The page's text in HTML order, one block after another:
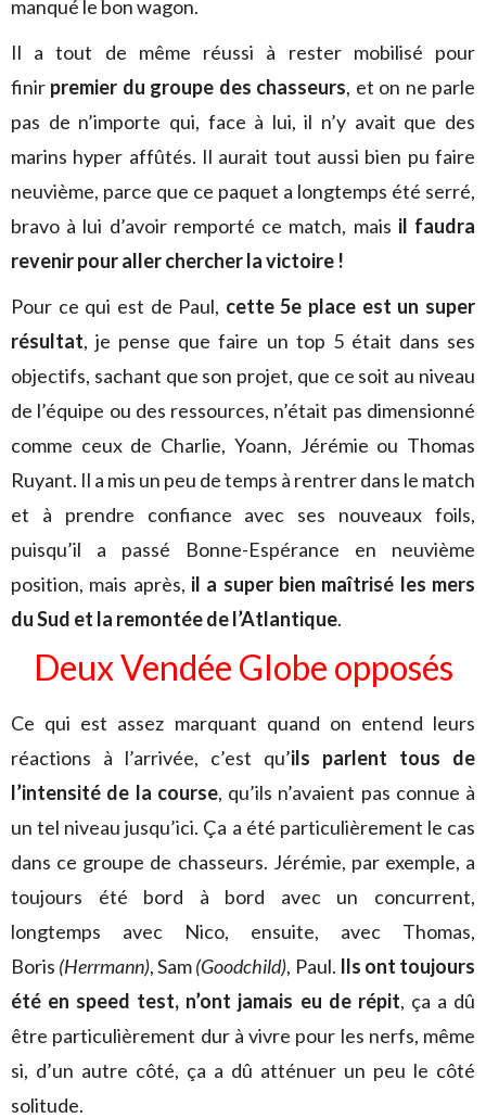
manqué le bon wagon.
Il a tout de même réussi à rester mobilisé pour
finir premier du groupe des chasseurs, et on ne parle
pas de n’importe qui, face à lui, il n’y avait que des
marins hyper affûtés. Il aurait tout aussi bien pu faire
neuvième, parce que ce paquet a longtemps été serré,
bravo à lui d’avoir remporté ce match, mais il faudra
revenir pour aller chercher la victoire !
Pour ce qui est de Paul, cette 5e place est un super
résultat, je pense que faire un top 5 était dans ses
objectifs, sachant que son projet, que ce soit au niveau
de l’équipe ou des ressources, n’était pas dimensionné
comme ceux de Charlie, Yoann, Jérémie ou Thomas
Ruyant. Il a mis un peu de temps à rentrer dans le match
et à prendre confiance avec ses nouveaux foils,
puisqu’il a passé Bonne-Espérance en neuvième
position, mais après, il a super bien maîtrisé les mers
du Sud et la remontée de l’Atlantique.
Deux Vendée Globe opposés
Ce qui est assez marquant quand on entend leurs
réactions à l’arrivée, c’est qu’ils parlent tous de
l’intensité de la course, qu’ils n’avaient pas connue à
un tel niveau jusqu’ici. Ça a été particulièrement le cas
dans ce groupe de chasseurs. Jérémie, par exemple, a
toujours été bord à bord avec un concurrent,
longtemps avec Nico, ensuite, avec Thomas,
Boris (Herrmann), Sam(Goodchild), Paul. Ils ont toujours
été en speed test, n’ont jamais eu de répit, ça a dû
être particulièrement dur à vivre pour les nerfs, même
si, d’un autre côté, ça a dû atténuer un peu le côté
solitude.